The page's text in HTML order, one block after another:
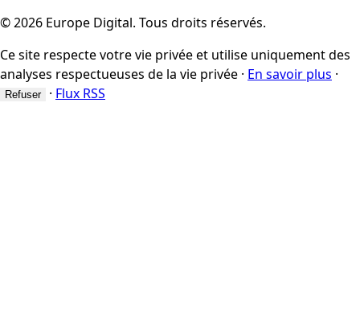
© 2026 Europe Digital. Tous droits réservés.
Ce site respecte votre vie privée et utilise uniquement des
analyses respectueuses de la vie privée · En savoir plus ·
Refuser · Flux RSS